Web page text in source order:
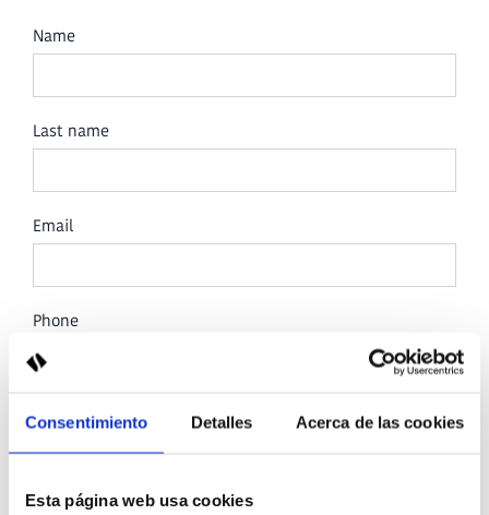
Consentimiento Detalles Acerca de las cookies
Esta página web usa cookies
Name
Last name
Email
Phone
A quale hotel desideri inviare la tua richiesta?